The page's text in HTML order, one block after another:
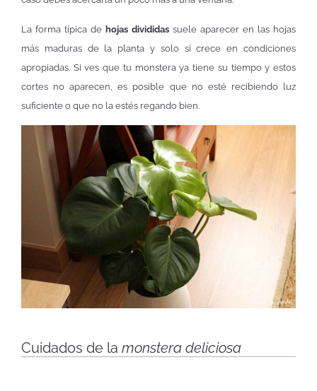
La forma típica de hojas divididas suele aparecer en las hojas
más maduras de la planta y solo si crece en condiciones
apropiadas. Si ves que tu monstera ya tiene su tiempo y estos
cortes no aparecen, es posible que no esté recibiendo luz
suficiente o que no la estés regando bien.
Cuidados de la monstera deliciosa